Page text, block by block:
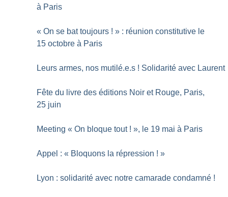
à Paris
« On se bat toujours ! » : réunion constitutive le
15 octobre à Paris
Leurs armes, nos mutilé.e.s ! Solidarité avec Laurent
Fête du livre des éditions Noir et Rouge, Paris,
25 juin
Meeting « On bloque tout ! », le 19 mai à Paris
Appel : « Bloquons la répression ! »
Lyon : solidarité avec notre camarade condamné !